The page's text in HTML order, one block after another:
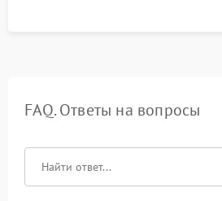
FAQ. Ответы на вопросы